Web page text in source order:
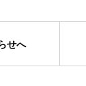
せへ